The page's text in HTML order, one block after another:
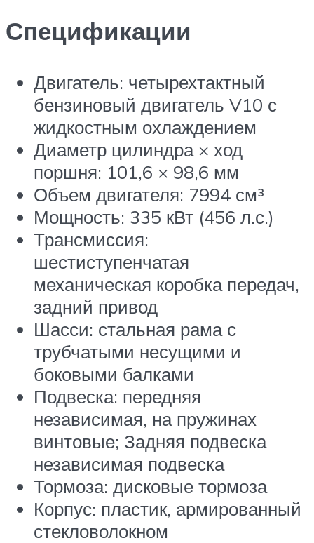
Спецификации
Двигатель: четырехтактный
бензиновый двигатель V10 с
жидкостным охлаждением
Диаметр цилиндра × ход
поршня: 101,6 × 98,6 мм
Объем двигателя: 7994 см³
Мощность: 335 кВт (456 л.с.)
Трансмиссия:
шестиступенчатая
механическая коробка передач,
задний привод
Шасси: стальная рама с
трубчатыми несущими и
боковыми балками
Подвеска: передняя
независимая, на пружинах
винтовые; Задняя подвеска
независимая подвеска
Тормоза: дисковые тормоза
Корпус: пластик, армированный
стекловолокном